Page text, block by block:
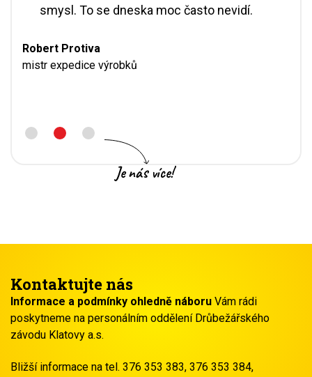
smysl. To se dneska moc často nevidí.
Robert Protiva
mistr expedice výrobků
Je nás více!
Kontaktujte nás
Informace a podmínky ohledně náboru Vám rádi
poskytneme na personálním oddělení Drůbežářského
závodu Klatovy a.s.
Bližší informace na tel. 376 353 383, 376 353 384,